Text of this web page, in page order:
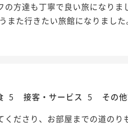
の方達も丁寧で良い旅になり
た行きたい旅館になりました
5 接客・サービス 5 その
くださり、お部屋までの道の